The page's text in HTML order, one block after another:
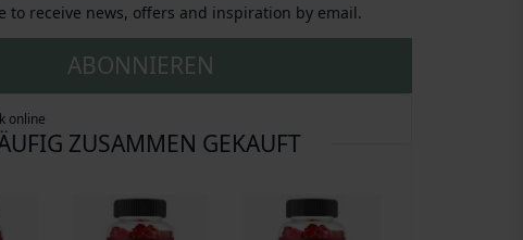
to receive news, offers and inspiration by email.
ABONNIEREN
online
ZUSAMMEN GEKAUFT